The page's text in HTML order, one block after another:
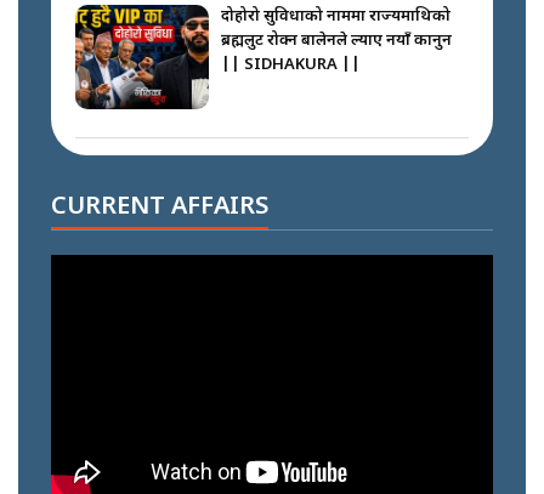
दोहोरो सुविधाको नाममा राज्यमाथिको
ब्रह्मलुट रोक्न बालेनले ल्याए नयाँ कानुन
|| SIDHAKURA ||
आरोहीहरू | Record-breaking
climbers who set foot with
नभाँडिएको सद्भाव : कप्तानगञ्जबाट
CURRENT AFFAIRS